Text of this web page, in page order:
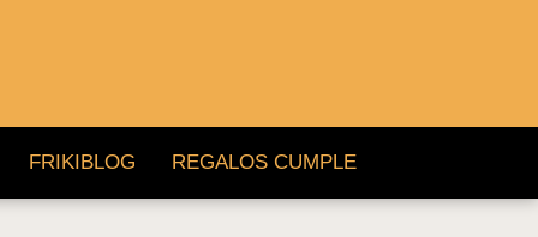
FRIKIBLOG REGALOS CUMPLE